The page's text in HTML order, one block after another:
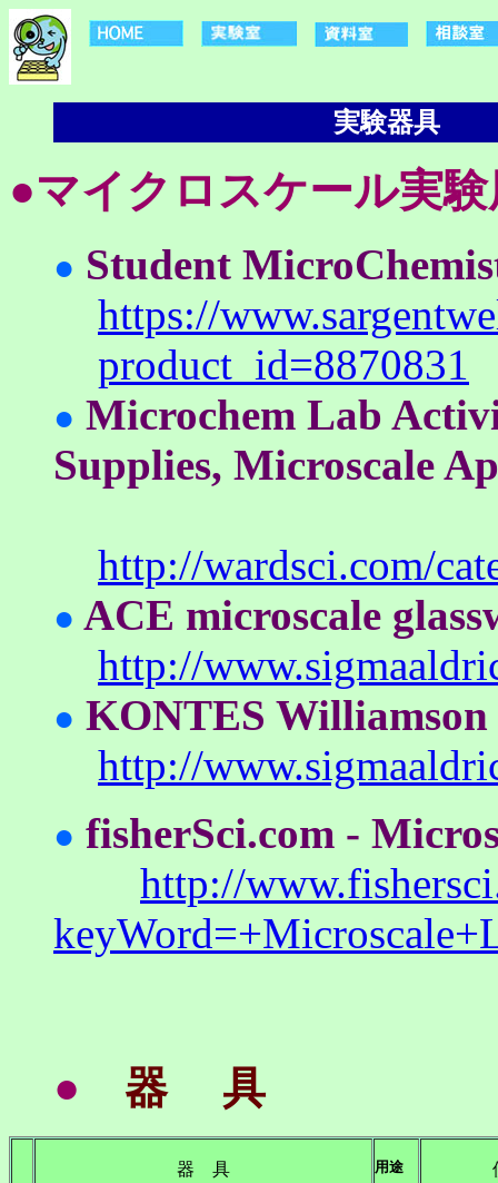
実験器具
●マイクロスケール実
● Student
https://
product_id=8870831
● Microchem Lab
Supplies, Microscale
http://wardsci.com/
● ACE microscale
http://
● KONTES Williamson
http://
● fisherSci.com -
http://
● 器 具
器 具 用途 使